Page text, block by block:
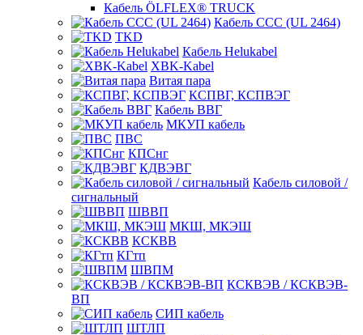
Кабель ÖLFLEX® TRUCK
Кабель CCC (UL 2464)
TKD
Кабель Helukabel
XBK-Kabel
Витая пара
КСПВГ, КСПВЭГ
Кабель ВВГ
МКУП кабель
ПВС
КПСнг
КДВЭВГ
Кабель силовой /
сигнальный
ШВВП
МКШ, МКЭШ
КСКВВ
КГтп
ШВПМ
КСКВЭВ / КСКВЭВ-
ВП
СИП кабель
ШТЛП